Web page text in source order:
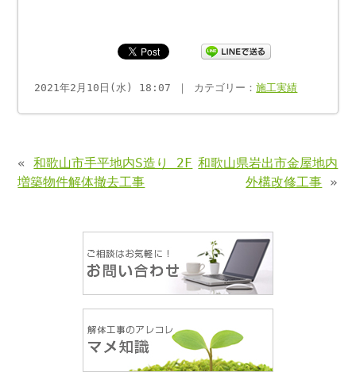
2021年2月10日(水) 18:07 ｜ カテゴリー：施工実績
«和歌山市手平地内S造り 2F
増築物件解体撤去工事
和歌山県岩出市金屋地内
外構改修工事 »